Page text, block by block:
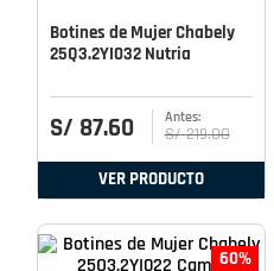
Botines de Mujer Chabely
25Q3.2YI032 Nutria
S/ 87.60 S/ 219.00
VER PRODUCTO
60%